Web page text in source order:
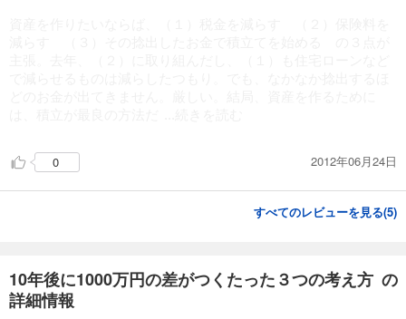
0 2012年06月24日
すべてのレビューを見る(5)
10年後に1000万円の差がつくたった３つの考え方 の
詳細情報